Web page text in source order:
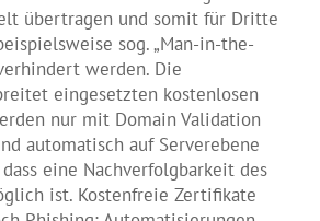
übertragen und somit für Dritte
sog. „Man-in-the-
werden. Die
eingesetzten kostenlosen
nur mit Domain Validation
automatisch auf Serverebene
eine Nachverfolgbarkeit des
ist. Kostenfreie Zertifikate